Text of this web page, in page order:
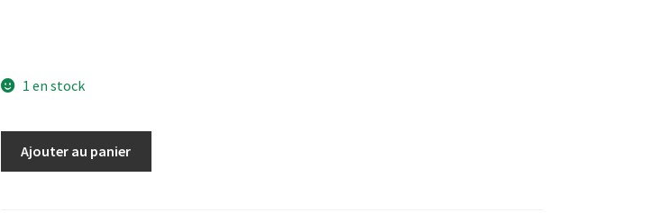
1 en stock
Ajouter au panier